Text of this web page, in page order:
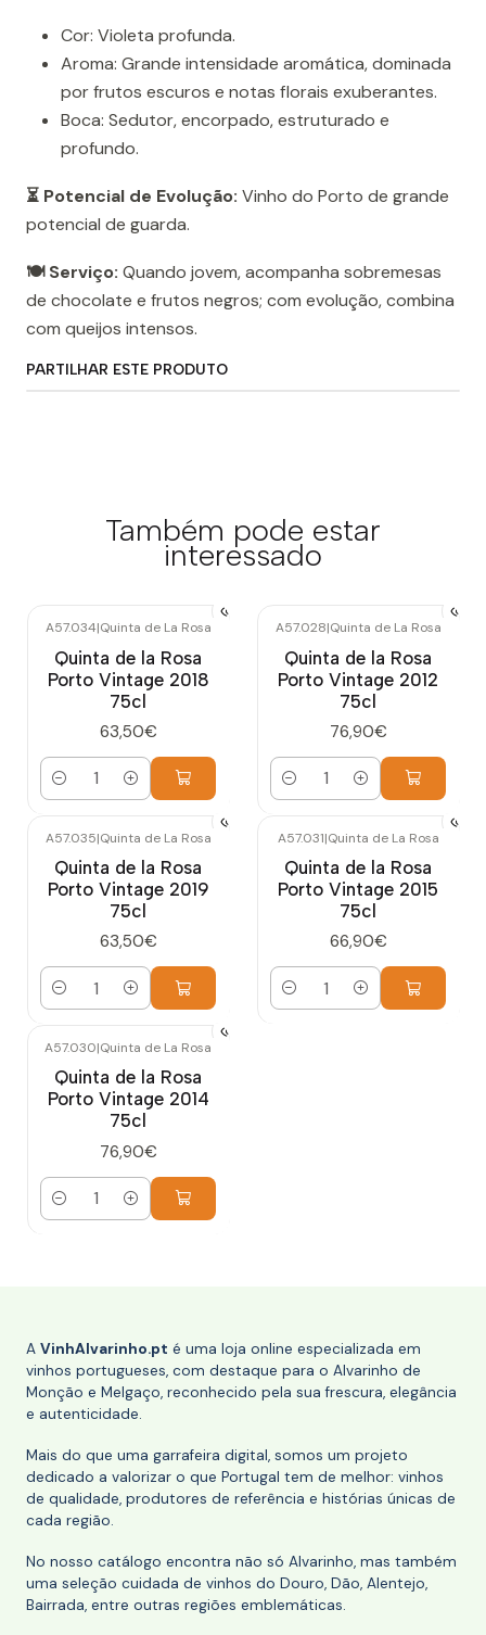
Cor: Violeta profunda.
Aroma: Grande intensidade aromática, dominada
por frutos escuros e notas florais exuberantes.
Boca: Sedutor, encorpado, estruturado e
profundo.
⏳ Potencial de Evolução: Vinho do Porto de grande
potencial de guarda.
🍽️ Serviço: Quando jovem, acompanha sobremesas
de chocolate e frutos negros; com evolução, combina
com queijos intensos.
PARTILHAR ESTE PRODUTO
Também pode estar
interessado
A57.034|Quinta de La Rosa
Quinta de la Rosa
Porto Vintage 2018
75cl
63,50€
Quantidade
A57.028|Quinta de La Rosa
Quinta de la Rosa
Porto Vintage 2012
75cl
76,90€
Quantidade
A57.035|Quinta de La Rosa
Quinta de la Rosa
Porto Vintage 2019
75cl
63,50€
Quantidade
A57.031|Quinta de La Rosa
Quinta de la Rosa
Porto Vintage 2015
75cl
66,90€
Quantidade
A57.030|Quinta de La Rosa
Quinta de la Rosa
Porto Vintage 2014
75cl
76,90€
Quantidade
A VinhAlvarinho.pt é uma loja online especializada em
vinhos portugueses, com destaque para o Alvarinho de
Monção e Melgaço, reconhecido pela sua frescura, elegância
e autenticidade.
Mais do que uma garrafeira digital, somos um projeto
dedicado a valorizar o que Portugal tem de melhor: vinhos
de qualidade, produtores de referência e histórias únicas de
cada região.
No nosso catálogo encontra não só Alvarinho, mas também
uma seleção cuidada de vinhos do Douro, Dão, Alentejo,
Bairrada, entre outras regiões emblemáticas.